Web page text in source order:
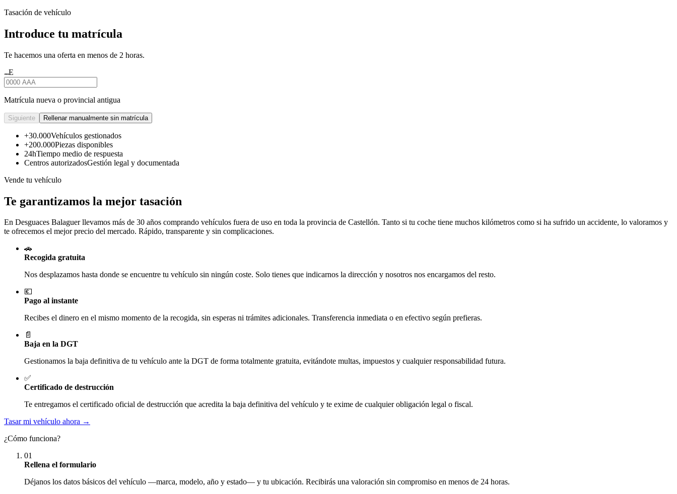
Tasación de vehículo
Introduce tu matrícula
Te hacemos una oferta en menos de 2 horas.
★★★E
Matrícula nueva o provincial antigua
Siguiente Rellenar manualmente sin matrícula
+30.000Vehículos gestionados
+200.000Piezas disponibles
24hTiempo medio de respuesta
Centros autorizadosGestión legal y documentada
Vende tu vehículo
Te garantizamos la mejor tasación
En Desguaces Balaguerllevamos más de 30 años comprando vehículos fuera de uso en toda la provincia de Castellón. Tanto si tu coche tiene muchos kilómetros como si ha sufrido un accidente, lo valoramos y
te ofrecemos el mejor precio del mercado. Rápido, transparente y sin complicaciones.
🚗
Recogida gratuita
Nos desplazamos hasta donde se encuentre tu vehículo sin ningún coste. Solo tienes que indicarnos la dirección y nosotros nos encargamos del resto.
💶
Pago al instante
Recibes el dinero en el mismo momento de la recogida, sin esperas ni trámites adicionales. Transferencia inmediata o en efectivo según prefieras.
📄
Baja en la DGT
Gestionamos la baja definitiva de tu vehículo ante la DGT de forma totalmente gratuita, evitándote multas, impuestos y cualquier responsabilidad futura.
✅
Certificado de destrucción
Te entregamos el certificado oficial de destrucción que acredita la baja definitiva del vehículo y te exime de cualquier obligación legal o fiscal.
Tasar mi vehículo ahora →
¿Cómo funciona?
01
Rellena el formulario
Déjanos los datos básicos del vehículo —marca, modelo, año y estado— y tu ubicación. Recibirás una valoración sin compromiso en menos de 24 horas.